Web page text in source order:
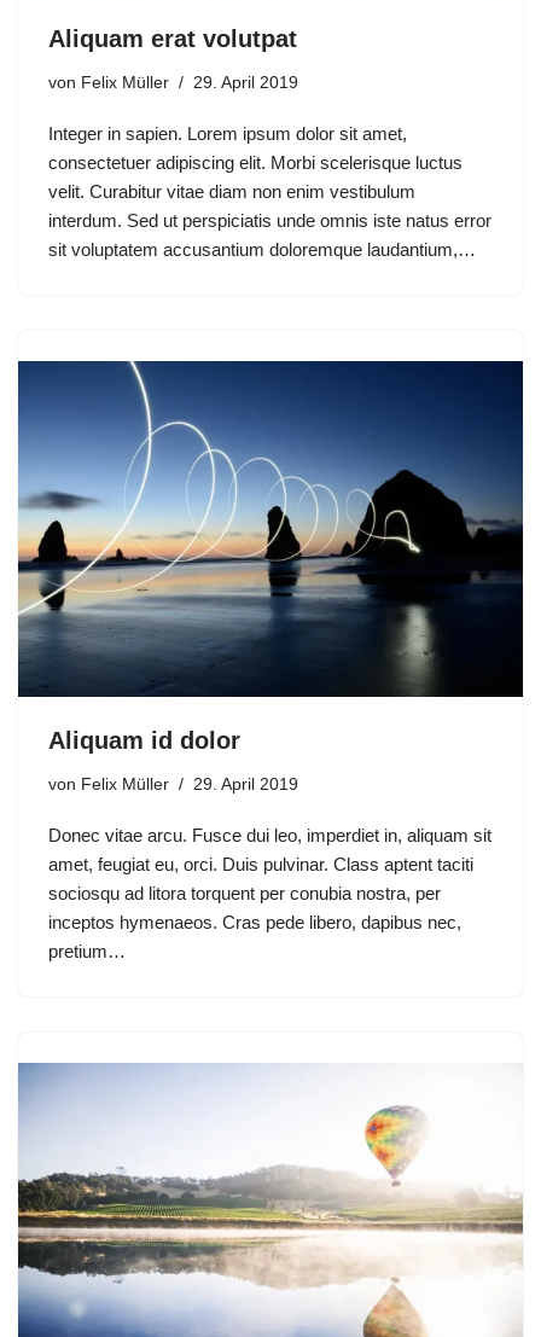
Aliquam erat volutpat
von Felix Müller 29. April 2019
Integer in sapien. Lorem ipsum dolor sit amet,
consectetuer adipiscing elit. Morbi scelerisque luctus
velit. Curabitur vitae diam non enim vestibulum
interdum. Sed ut perspiciatis unde omnis iste natus error
sit voluptatem accusantium doloremque laudantium,…
Aliquam id dolor
von Felix Müller 29. April 2019
Donec vitae arcu. Fusce dui leo, imperdiet in, aliquam sit
amet, feugiat eu, orci. Duis pulvinar. Class aptent taciti
sociosqu ad litora torquent per conubia nostra, per
inceptos hymenaeos. Cras pede libero, dapibus nec,
pretium…